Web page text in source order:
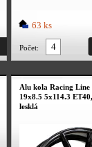
63 ks
Počet:
Alu kola Racing Line
19x8.5 5x114.3
lesklá